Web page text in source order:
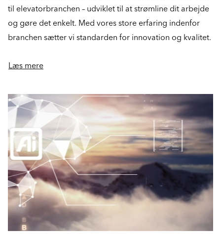
til elevatorbranchen – udviklet til at strømline dit arbejde
og gøre det enkelt. Med vores store erfaring indenfor
branchen sætter vi standarden for innovation og kvalitet.
Læs mere